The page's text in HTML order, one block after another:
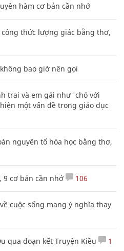
hàm cơ bản cần nhớ
thức lượng giác bằng thơ,
bao giờ nên gọi
trai và em gái như 'chó với
một vấn đề trong giáo dục
nguyên tố hóa học bằng thơ,
9 cơ bản cần nhớ 106
cuộc sống mang ý nghĩa thay
qua đoạn kết Truyện Kiều 1